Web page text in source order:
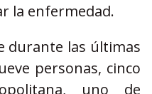
la enfermedad.
durante las últimas
personas, cinco
uno de